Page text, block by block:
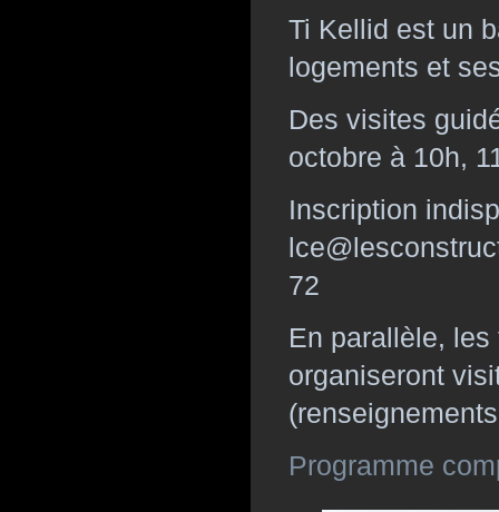
Ti Kellid est un
logements et
Des visites
octobre à 10h,
Inscription
72
En parallèle,
organiseront
Programme